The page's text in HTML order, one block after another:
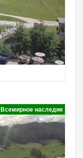
Всемирное наследие